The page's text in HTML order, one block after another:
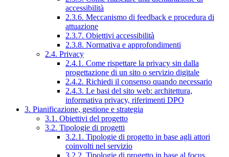
accessibilità
2.3.6. Meccanismo di feedback e procedura di
attuazione
2.3.7. Obiettivi accessibilità
2.3.8. Normativa e approfondimenti
2.4. Privacy
2.4.1. Come rispettare la privacy sin dalla
progettazione di un sito o servizio digitale
2.4.2. Richiedi il consenso quando necessario
2.4.3. Le basi del sito web: architettura,
informativa privacy, riferimenti DPO
3. Pianificazione, gestione e strategia
3.1. Obiettivi del progetto
3.2. Tipologie di progetti
3.2.1. Tipologie di progetto in base agli attori
coinvolti nel servizio
3.2.2. Tipologie di progetto in base al focus